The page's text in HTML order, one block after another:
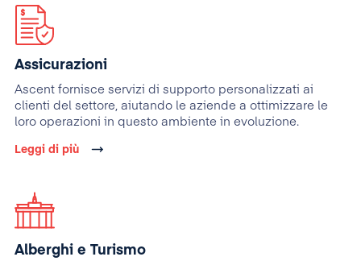
Assicurazioni
Ascent fornisce servizi di supporto personalizzati ai
clienti del settore, aiutando le aziende a ottimizzare le
loro operazioni in questo ambiente in evoluzione.
Leggi di più
Alberghi e Turismo